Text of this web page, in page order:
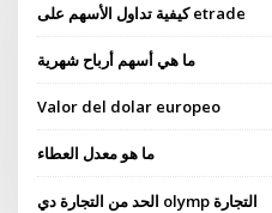
كيفية تداول الأسهم على etrade
ما هي أسهم أرباح شهرية
Valor del dolar europeo
ما هو معدل العطاء
الحد من التجارة دي olymp التجارة